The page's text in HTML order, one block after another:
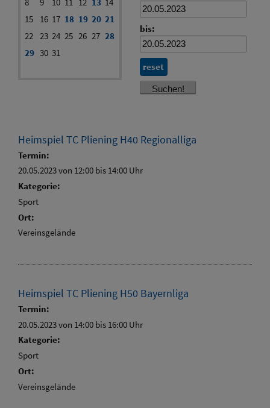
15
16 17 18 19 20 21
22 23 24 25 26 27 28
29 30 31
bis:
reset
Heimspiel TC Pliening H40 Regionalliga
Termin:
20.05.2023 von 12:00 bis 14:00 Uhr
Kategorie:
Sport
Ort:
Vereinsgelände
Heimspiel TC Pliening H50 Bayernliga
Termin:
20.05.2023 von 14:00 bis 16:00 Uhr
Kategorie:
Sport
Ort:
Vereinsgelände